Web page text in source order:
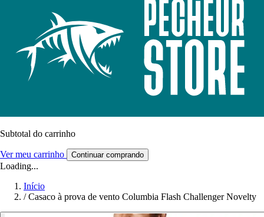
Subtotal do carrinho
Ver meu carrinho Continuar comprando
Loading...
Início
/ Casaco à prova de vento Columbia Flash Challenger Novelty